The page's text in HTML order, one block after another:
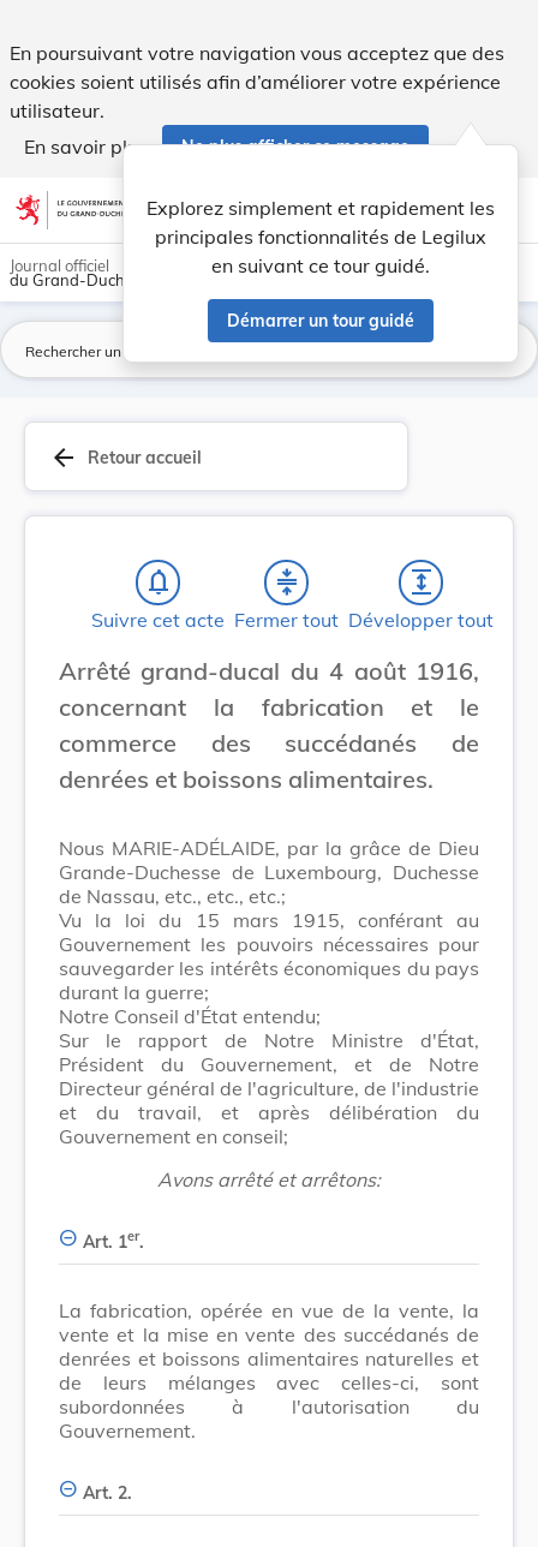
En poursuivant votre navigation vous acceptez que des
cookies soient utilisés afin d’améliorer votre expérience
utilisateur.
En savoir plus
Ne plus afficher ce message
Aller au contenu account_circle help Aide
Explorez simplement et rapidement les
principales fonctionnalités de Legilux
en suivant ce tour guidé.
Démarrer un tour guidé
light_mode dark_mode
Journal officiel
du Grand-Duché de Luxembourg
arrow_back Retour accueil
notifications_none
Suivre cet acte
compress
Fermer tout
expand
Développer tout
Arrêté grand-ducal du 4 août 1916,
concernant la fabrication et le
commerce des succédanés de
denrées et boissons alimentaires.
Nous MARIE-ADÉLAIDE, par la grâce de Dieu
Grande-Duchesse de Luxembourg, Duchesse
de Nassau, etc., etc., etc.;
Vu la loi du 15 mars 1915, conférant au
Gouvernement les pouvoirs nécessaires pour
sauvegarder les intérêts économiques du pays
durant la guerre;
Notre Conseil d'État entendu;
Sur le rapport de Notre Ministre d'État,
Président du Gouvernement, et de Notre
Directeur général de l'agriculture, de l'industrie
et du travail, et après délibération du
Gouvernement en conseil;
Avons arrêté et arrêtons:
Art. 1er.
La fabrication, opérée en vue de la vente, la
vente et la mise en vente des succédanés de
denrées et boissons alimentaires naturelles et
de leurs mélanges avec celles-ci, sont
subordonnées à l'autorisation du
Gouvernement.
Art. 2.